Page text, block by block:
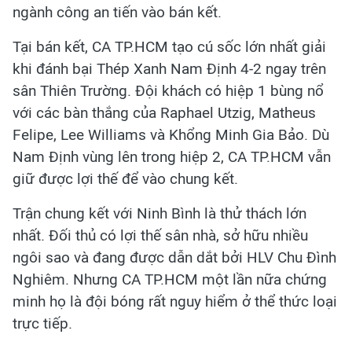
ngành công an tiến vào bán kết.
Tại bán kết, CA TP.HCM tạo cú sốc lớn nhất giải
khi đánh bại Thép Xanh Nam Định 4-2 ngay trên
sân Thiên Trường. Đội khách có hiệp 1 bùng nổ
với các bàn thắng của Raphael Utzig, Matheus
Felipe, Lee Williams và Khổng Minh Gia Bảo. Dù
Nam Định vùng lên trong hiệp 2, CA TP.HCM vẫn
giữ được lợi thế để vào chung kết.
Trận chung kết với Ninh Bình là thử thách lớn
nhất. Đối thủ có lợi thế sân nhà, sở hữu nhiều
ngôi sao và đang được dẫn dắt bởi HLV Chu Đình
Nghiêm. Nhưng CA TP.HCM một lần nữa chứng
minh họ là đội bóng rất nguy hiểm ở thể thức loại
trực tiếp.